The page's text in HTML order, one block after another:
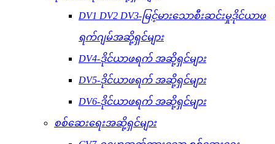
DV1 DV2 DV3-မြင့်မားသောစီးဆင်းမှုဒိုင်ယာဖ
ရက်ဂျမ်အဆို့ရှင်များ
DV4-ဒိုင်ယာဖရက် အဆို့ရှင်များ
DV5-ဒိုင်ယာဖရက် အဆို့ရှင်များ
DV6-ဒိုင်ယာဖရက် အဆို့ရှင်များ
စစ်ဆေးရေးအဆို့ရှင်များ